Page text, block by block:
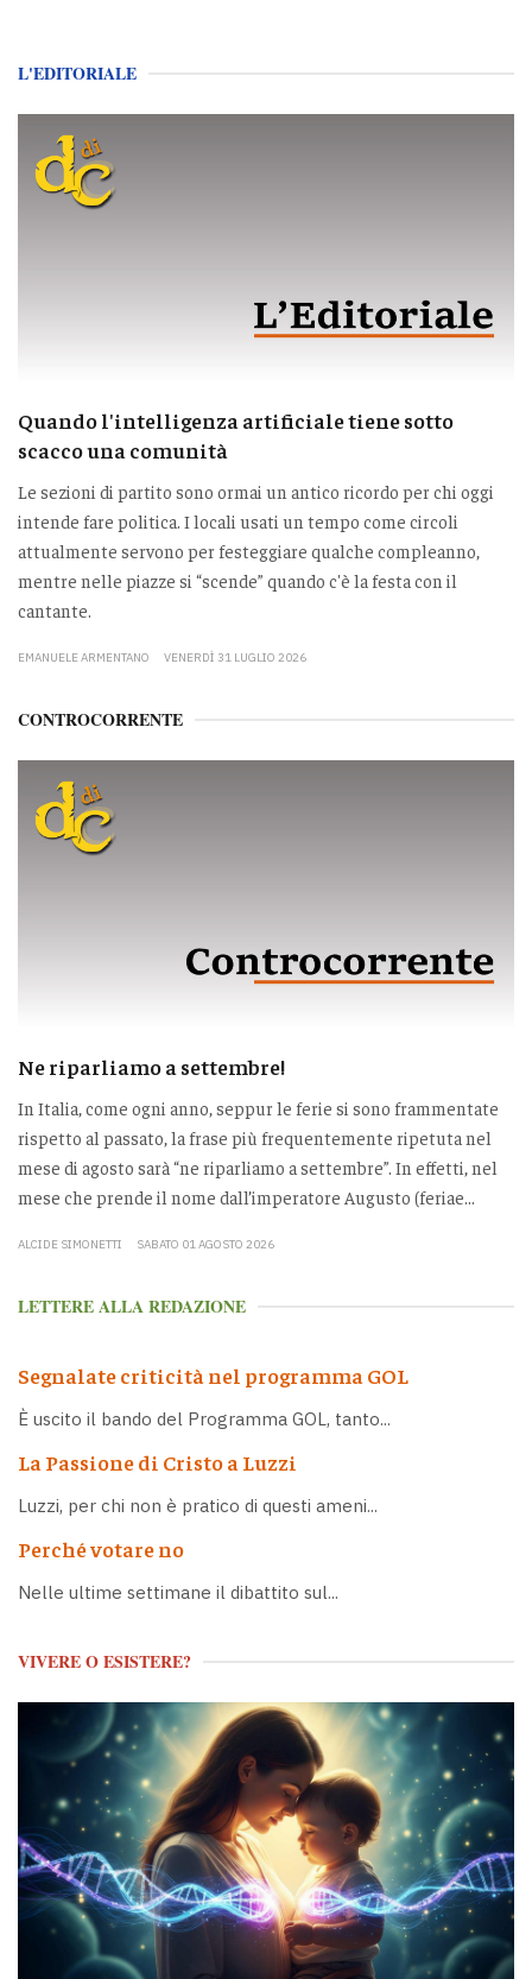
L'EDITORIALE
Quando l'intelligenza artificiale tiene sotto
scacco una comunità
Le sezioni di partito sono ormai un antico ricordo per chi oggi
intende fare politica. I locali usati un tempo come circoli
attualmente servono per festeggiare qualche compleanno,
mentre nelle piazze si “scende” quando c'è la festa con il
cantante.
EMANUELE ARMENTANO VENERDÌ 31 LUGLIO 2026
CONTROCORRENTE
Ne riparliamo a settembre!
In Italia, come ogni anno, seppur le ferie si sono frammentate
rispetto al passato, la frase più frequentemente ripetuta nel
mese di agosto sarà “ne riparliamo a settembre”. In effetti, nel
mese che prende il nome dall’imperatore Augusto (feriae...
ALCIDE SIMONETTI SABATO 01 AGOSTO 2026
LETTERE ALLA REDAZIONE
Segnalate criticità nel programma GOL
È uscito il bando del Programma GOL, tanto...
La Passione di Cristo a Luzzi
Luzzi, per chi non è pratico di questi ameni...
Perché votare no
Nelle ultime settimane il dibattito sul...
VIVERE O ESISTERE?